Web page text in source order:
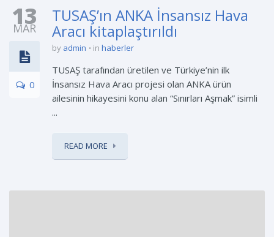
13
MAR
0
TUSAŞ’ın ANKA İnsansız Hava
Aracı kitaplaştırıldı
by admin in haberler
TUSAŞ tarafından üretilen ve Türkiye’nin ilk
İnsansız Hava Aracı projesi olan ANKA ürün
ailesinin hikayesini konu alan “Sınırları Aşmak” isimli
...
READ MORE